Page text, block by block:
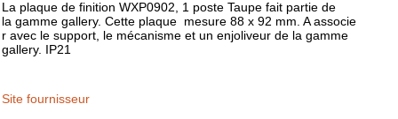
La plaque de finition WXP0902, 1 poste Taupe fait partie de
la gamme gallery. Cette plaque mesure 88 x 92 mm. A associe
r avec le support, le mécanisme et un enjoliveur de la gamme
gallery. IP21
Site fournisseur